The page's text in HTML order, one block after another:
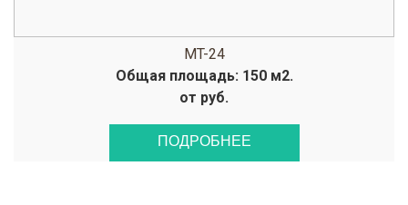
MT-24
Общая площадь: 150 м2.
от руб.
ПОДРОБНЕЕ